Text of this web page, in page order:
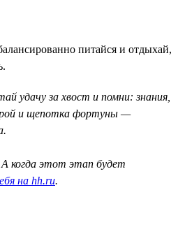
питайся и отдыхай,
удачу за хвост и помни: знания,
и щепотка фортуны —
А когда этот этап будет
на hh.ru.